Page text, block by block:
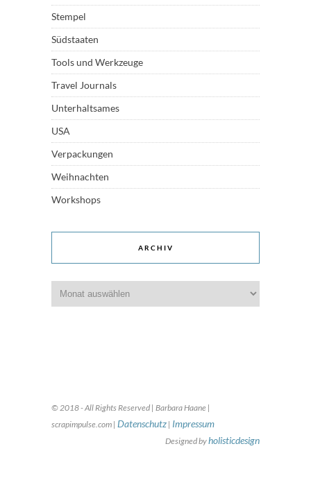
Stempel
Südstaaten
Tools und Werkzeuge
Travel Journals
Unterhaltsames
USA
Verpackungen
Weihnachten
Workshops
ARCHIV
© 2018 - All Rights Reserved | Barbara Haane |
scrapimpulse.com | Datenschutz | Impressum
Designed byholisticdesign